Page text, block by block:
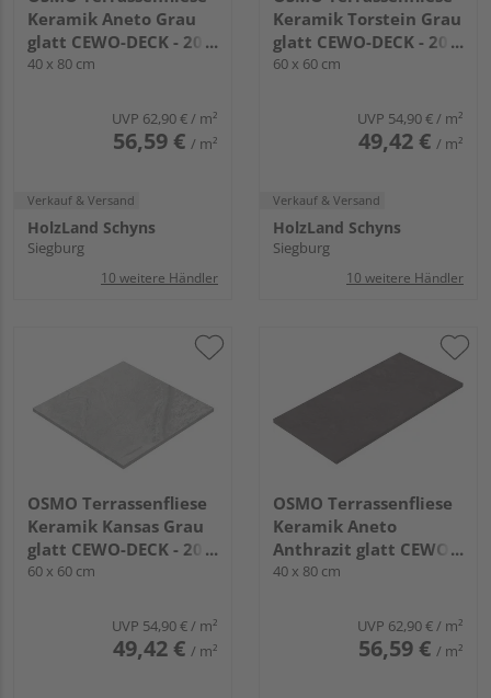
Keramik Aneto Grau
glatt CEWO-DECK - 20
mm stark
40 x 80 cm
UVP 62,90 €/ m²
56,59 € / m²
Verkauf & Versand
HolzLand Schyns
Siegburg
10 weitere Händler
Keramik Torstein Grau
glatt CEWO-DECK - 20
mm stark
60 x 60 cm
UVP 54,90 €/ m²
49,42 € / m²
Verkauf & Versand
HolzLand Schyns
Siegburg
10 weitere Händler
OSMO Terrassenfliese
Keramik Kansas Grau
glatt CEWO-DECK - 20
mm stark
60 x 60 cm
UVP 54,90 €/ m²
49,42 € / m²
OSMO Terrassenfliese
Keramik Aneto
Anthrazit glatt CEWO-
DECK - 20 mm stark
40 x 80 cm
UVP 62,90 €/ m²
56,59 € / m²